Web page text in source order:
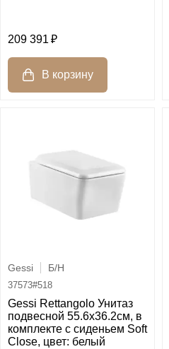
209 391
Gessi Б/Н
37573#518
Gessi Rettangolo Унитаз
подвесной 55.6х36.2см, в
комплекте с сиденьем Soft
Close, цвет: белый